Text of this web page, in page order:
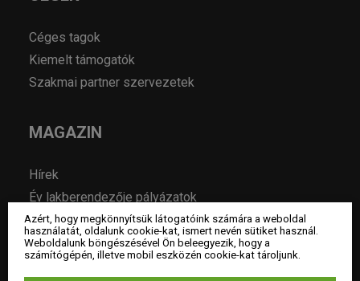
Céges tagok
Kiemelt támogatók
Szakmai partner szervezetek
MAGAZIN
Hírek
Év lakberendezője pályázatok
Pályázatok
Álláshirdetés
Archívum
Azért, hogy megkönnyítsük látogatóink számára a weboldal
használatát, oldalunk cookie-kat, ismert nevén sütiket használ.
Weboldalunk böngészésével Ön beleegyezik, hogy a
számítógépén, illetve mobil eszközén cookie-kat tároljunk.